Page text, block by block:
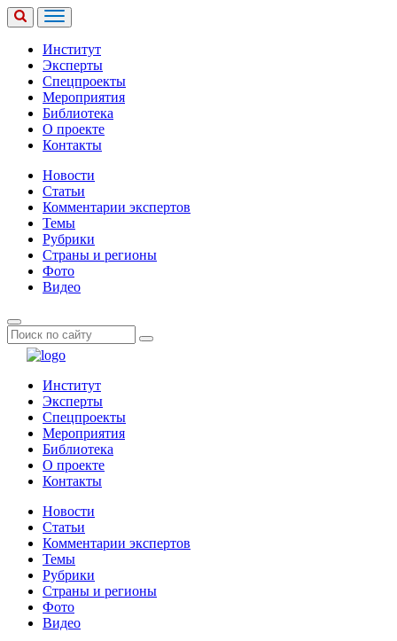
Институт
Эксперты
Спецпроекты
Мероприятия
Библиотека
О проекте
Контакты
Новости
Статьи
Комментарии экспертов
Темы
Рубрики
Страны и регионы
Фото
Видео
Институт
Эксперты
Спецпроекты
Мероприятия
Библиотека
О проекте
Контакты
Новости
Статьи
Комментарии экспертов
Темы
Рубрики
Страны и регионы
Фото
Видео